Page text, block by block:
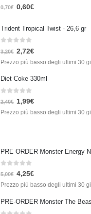
Su 5
0,70€ 0,60€
Trident Tropical Twist - 26,6 gr
Su 5
3,20€ 2,72€
Prezzo più basso degli ultimi 30
Diet Coke 330ml
Su 5
2,40€ 1,99€
Prezzo più basso degli ultimi 30
Su 5
5,00€ 4,25€
Prezzo più basso degli ultimi 30